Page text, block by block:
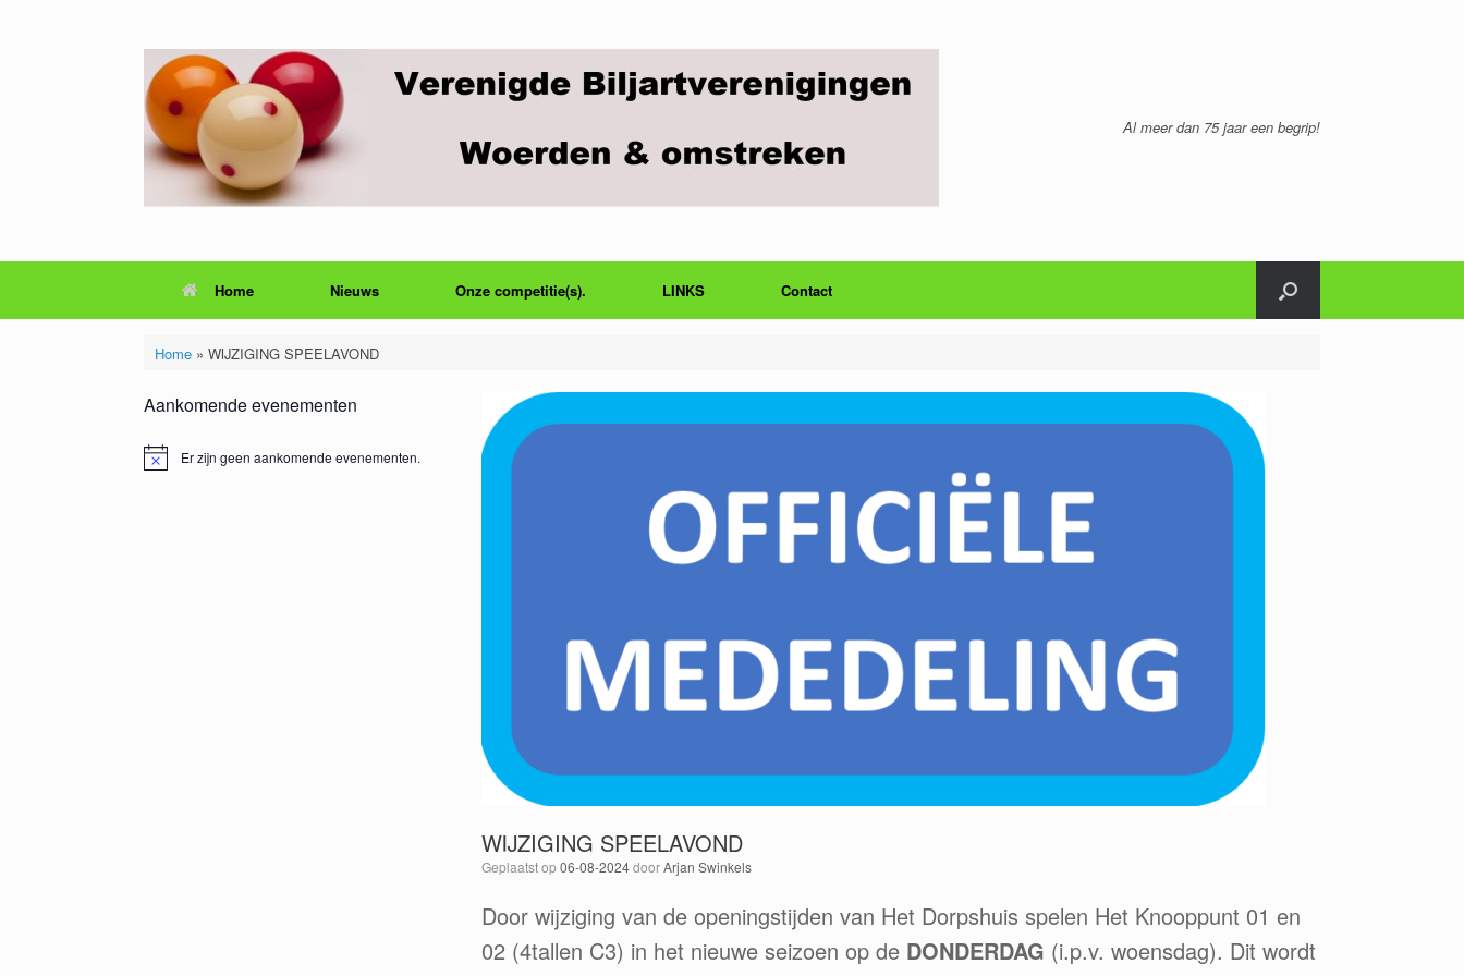
Al meer dan 75 jaar een begrip!
Home Nieuws Onze competitie(s). LINKS Contact
Home» WIJZIGING SPEELAVOND
WIJZIGING SPEELAVOND
Geplaatst op06-08-2024doorArjan Swinkels
Door wijziging van de openingstijden van Het Dorpshuis spelen Het Knooppunt 01 en
02 (4tallen C3) in het nieuwe seizoen op de DONDERDAG (i.p.v. woensdag). Dit wordt
Aankomende evenementen
BerichtEr zijn geen aankomende evenementen.